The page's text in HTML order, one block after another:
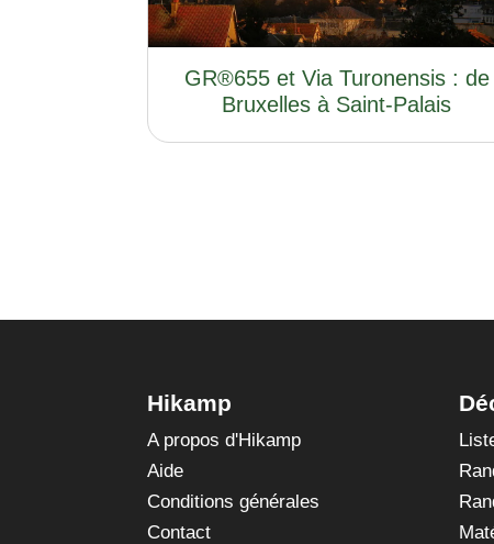
GR®655 et Via Turonensis : de
Bruxelles à Saint-Palais
Hikamp
A propos d'Hikamp
Aide
Conditions générales
Contact